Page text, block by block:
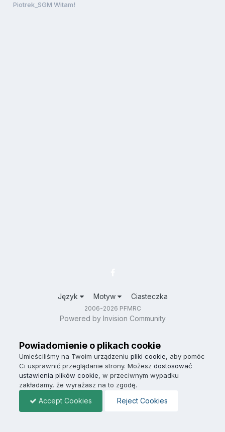
Piotrek_SGM Witam!
Język Motyw Ciasteczka
2006-2026 PFMRC
Powered by Invision Community
Powiadomienie o plikach cookie
Umieściliśmy na Twoim urządzeniu pliki cookie, aby pomóc
Ci usprawnić przeglądanie strony. Możesz dostosować
ustawienia plików cookie, w przeciwnym wypadku
zakładamy, że wyrażasz na to zgodę.
Accept Cookies Reject Cookies